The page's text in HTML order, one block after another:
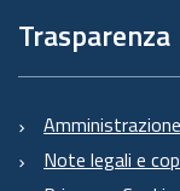
Trasparenza
Note legali e